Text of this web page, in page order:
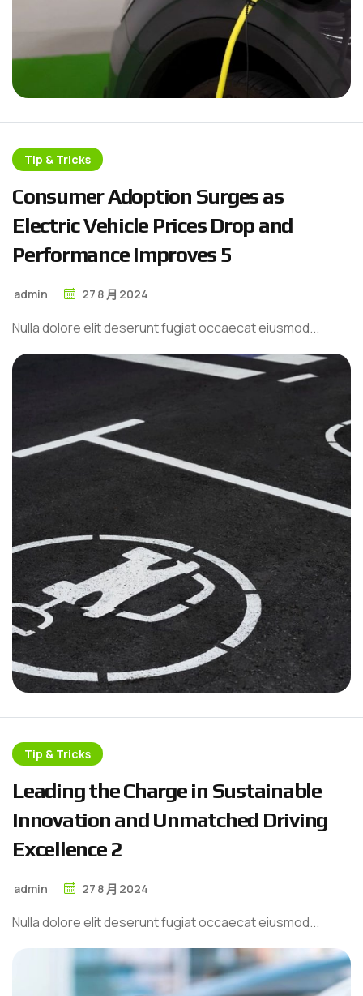
Tip & Tricks
ConsumerAdoption Surges as
ElectricVehicle Prices Drop and
Performance Improves 5
admin 27 8 月 2024
Nulla dolore elit deserunt fugiat occaecat eiusmod...
Tip & Tricks
LeadingtheCharge in Sustainable
Innovation and Unmatched Driving
Excellence 2
admin 27 8 月 2024
Nulla dolore elit deserunt fugiat occaecat eiusmod...